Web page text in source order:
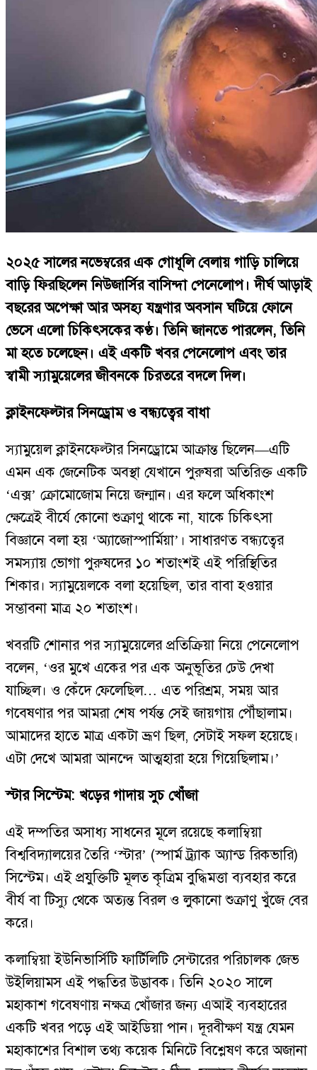
২০২৫ সালের নভেম্বরের এক গোধূলি বেলায় গাড়ি চালিয়ে
বাড়ি ফিরছিলেন নিউজার্সির বাসিন্দা পেনেলোপ। দীর্ঘ আড়াই
বছরের অপেক্ষা আর অসহ্য যন্ত্রণার অবসান ঘটিয়ে ফোনে
ভেসে এলো চিকিৎসকের কণ্ঠ। তিনি জানতে পারলেন, তিনি
মা হতে চলেছেন। এই একটি খবর পেনেলোপ এবং তার
স্বামী স্যামুয়েলের জীবনকে চিরতরে বদলে দিল।
ক্লাইনফেল্টার সিনড্রোম ও বন্ধ্যত্বের বাধা
স্যামুয়েল ক্লাইনফেল্টার সিনড্রোমে আক্রান্ত ছিলেন—এটি
এমন এক জেনেটিক অবস্থা যেখানে পুরুষরা অতিরিক্ত একটি
‘এক্স’ ক্রোমোজোম নিয়ে জন্মান। এর ফলে অধিকাংশ
ক্ষেত্রেই বীর্যে কোনো শুক্রাণু থাকে না, যাকে চিকিৎসা
বিজ্ঞানে বলা হয় ‘অ্যাজোস্পার্মিয়া’। সাধারণত বন্ধ্যত্বের
সমস্যায় ভোগা পুরুষদের ১০ শতাংশই এই পরিস্থিতির
শিকার। স্যামুয়েলকে বলা হয়েছিল, তার বাবা হওয়ার
সম্ভাবনা মাত্র ২০ শতাংশ।
খবরটি শোনার পর স্যামুয়েলের প্রতিক্রিয়া নিয়ে পেনেলোপ
বলেন, ‘ওর মুখে একের পর এক অনুভূতির ঢেউ দেখা
যাচ্ছিল। ও কেঁদে ফেলেছিল… এত পরিশ্রম, সময় আর
গবেষণার পর আমরা শেষ পর্যন্ত সেই জায়গায় পৌঁছালাম।
আমাদের হাতে মাত্র একটা ভ্রূণ ছিল, সেটাই সফল হয়েছে।
এটা দেখে আমরা আনন্দে আত্মহারা হয়ে গিয়েছিলাম।’
স্টার সিস্টেম: খড়ের গাদায় সুচ খোঁজা
এই দম্পতির অসাধ্য সাধনের মূলে রয়েছে কলাম্বিয়া
বিশ্ববিদ্যালয়ের তৈরি ‘স্টার’ (স্পার্ম ট্র্যাক অ্যান্ড রিকভারি)
সিস্টেম। এই প্রযুক্তিটি মূলত কৃত্রিম বুদ্ধিমত্তা ব্যবহার করে
বীর্য বা টিস্যু থেকে অত্যন্ত বিরল ও লুকানো শুক্রাণু খুঁজে বের
করে।
কলাম্বিয়া ইউনিভার্সিটি ফার্টিলিটি সেন্টারের পরিচালক জেভ
উইলিয়ামস এই পদ্ধতির উদ্ভাবক। তিনি ২০২০ সালে
মহাকাশ গবেষণায় নক্ষত্র খোঁজার জন্য এআই ব্যবহারের
একটি খবর পড়ে এই আইডিয়া পান। দূরবীক্ষণ যন্ত্র যেমন
মহাকাশের বিশাল তথ্য কয়েক মিনিটে বিশ্লেষণ করে অজানা